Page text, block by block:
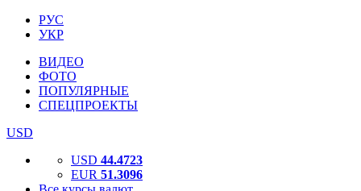
РУС
УКР
ВИДЕО
ФОТО
ПОПУЛЯРНЫЕ
СПЕЦПРОЕКТЫ
USD
USD 44.4723
EUR 51.3096